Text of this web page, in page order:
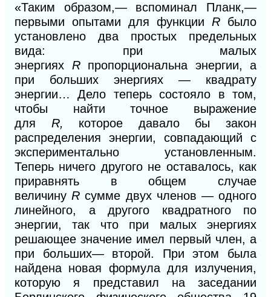
«Таким образом,— вспоминал Планк,—
первыми опытами для функции R было
установлено два простых предельных
вида: при малых
энергиях R пропорциональна энергии, а
при больших энергиях — квадрату
энергии… Дело теперь состояло в том,
чтобы найти точное выражение
для R, которое давало бы закон
распределения энергии, совпадающий с
экспериментально установленным.
Теперь ничего другого не оставалось, как
приравнять вобщем случае
величинуR сумме двух членов — одного
линейного, а другого квадратного по
энергии, так что при малых энергиях
решающее значение имел первый член, а
при больших— второй. При этом была
найдена новая формула для излучения,
которую я представил на заседании